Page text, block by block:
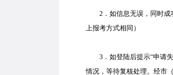
2．如信息无误，同时成功
上报考方式相同）
3．如登陆后提示“申请失
情况，等待复核处理。经市